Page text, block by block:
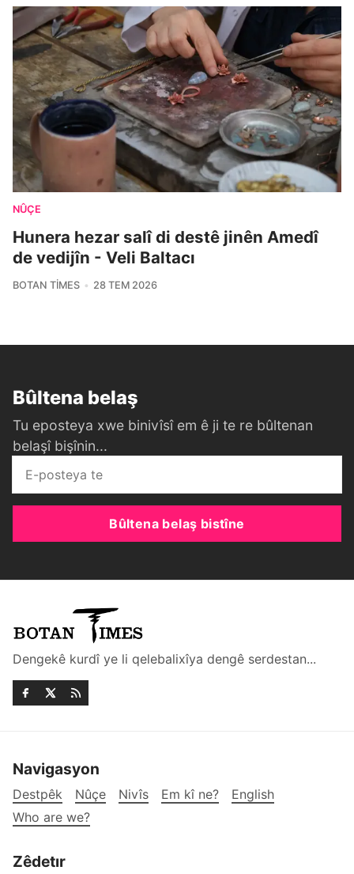
NÛÇE
Hunera hezar salî di destê jinên Amedî
de vedijîn - Veli Baltacı
BOTAN TIMES 28 TEM 2026
Bûltena belaş
Tu eposteya xwe binivîsî em ê ji te re bûltenan
belaşî bişînin...
Bûltena belaş bistîne
Dengekê kurdî ye li qelebalixîya dengê serdestan...
Navigasyon
Destpêk Nûçe Nivîs Em kî ne?
English
Who are we?
Zêdetır